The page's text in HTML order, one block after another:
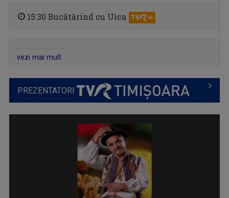
MINORITĂȚI ÎN LIMBA ITALIANĂ
Un cooking show savuros pe TVR Timişoara
15:30 Bucătărind cu Uica
vezi mai mult
PREZENTATORI